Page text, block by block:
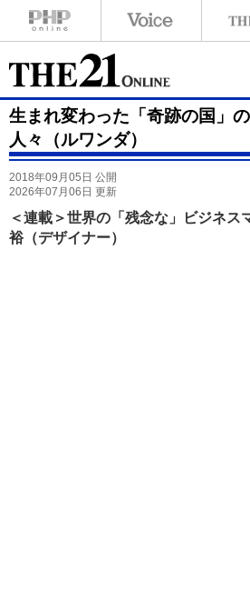
生まれ変わった「奇跡の国」
人々（ルワンダ）
2018年09月05日 公開
2026年07月06日 更新
＜連載＞世界の「残念な」ビジネス
裕（デザイナー）